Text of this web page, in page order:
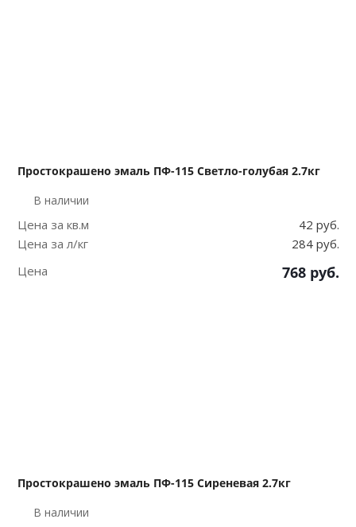
Простокрашено эмаль ПФ-115 Светло-голубая 2.7кг
В наличии
Цена за кв.м
42 руб.
Цена за л/кг
284 руб.
Цена
768 руб.
Простокрашено эмаль ПФ-115 Сиреневая 2.7кг
В наличии